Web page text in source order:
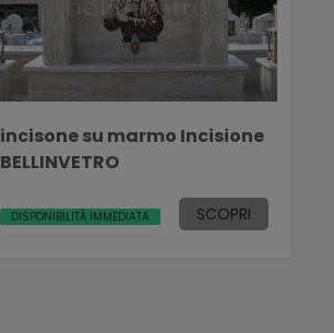
incisone su marmo Incisione
BELLINVETRO
DISPONIBILITÀ IMMEDIATA SCOPRI